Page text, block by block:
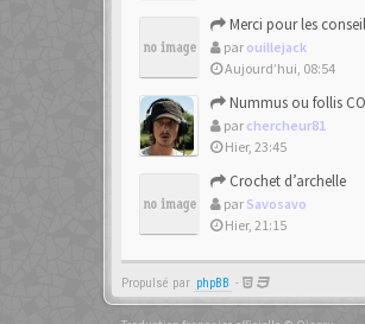
Merci pour les
par ouillejack
Aujourd’hui, 08:54
Nummus ou follis
par chercheur81
Hier, 23:45
Crochet d’archelle
par Savosavo
Hier, 21:15
Propulsé par phpBB -